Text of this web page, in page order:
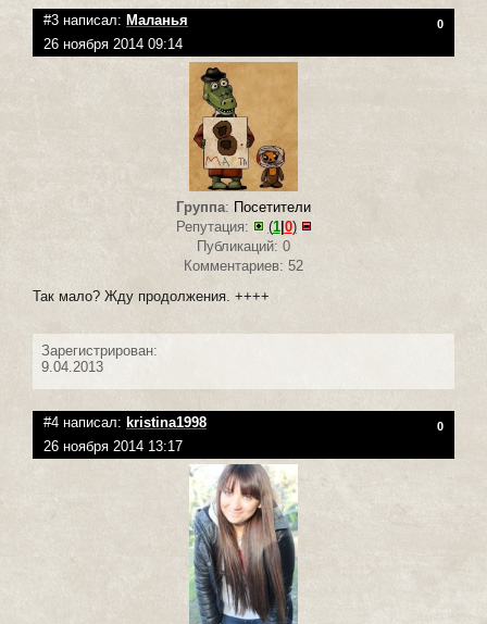
#3 написал: Маланья 0
26 ноября 2014 09:14
Группа: Посетители
Репутация:
(1| 0)
Публикаций: 0
Комментариев: 52
Так мало? Жду продолжения. ++++
Зарегистрирован:
9.04.2013
#4 написал: kristina1998 0
26 ноября 2014 13:17